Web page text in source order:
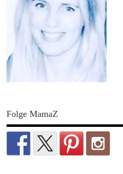
Folge MamaZ